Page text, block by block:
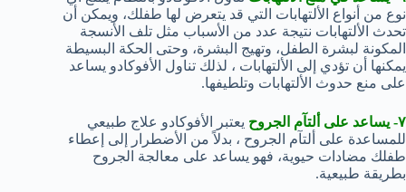
نوع من أنواع الألتھابات التي قد یتعرض لھا طفلك، ویمكن أن
تحدث الألتھابات نتیجة عدد من الأسباب مثل تلف الأنسجة
المكونة لبشرة الطفل، وتھیج البشرة، وحتى الحكة البسیطة
یمكنھا أن تؤدي إلى الألتھابات ، لذلك تناول الأفوكادو یساعد
على منع حدوث الألتھابات وتلطیفھا.
٧- یساعد على ألتآم الجروح
یعتبر الأفوكادو علاج طبیعي
للمساعدة على ألتآم الجروح ، بدلاً من الأضطرار إلى إعطاء
طفلك مضادات حیویة، فھو یساعد على معالجة الجروح
بطریقة طبیعیة.